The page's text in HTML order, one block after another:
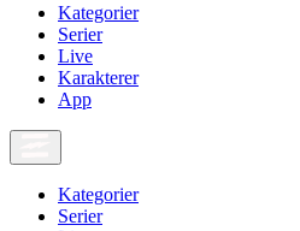
Kategorier
Serier
Live
Karakterer
App
Kategorier
Serier